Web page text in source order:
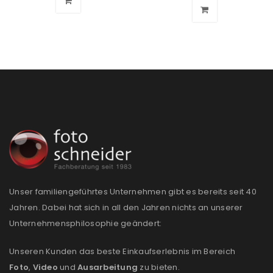
ANMELDEN
PASSWORT VERGESSEN?
REGISTRIEREN
Unser familiengeführtes Unternehmen gibt es bereits seit 40
Jahren. Dabei hat sich in all den Jahren nichts an unserer
Unternehmensphilosophie geändert:
Unseren Kunden das beste Einkaufserlebnis im Bereich
Foto, Video und Ausarbeitung zu bieten.